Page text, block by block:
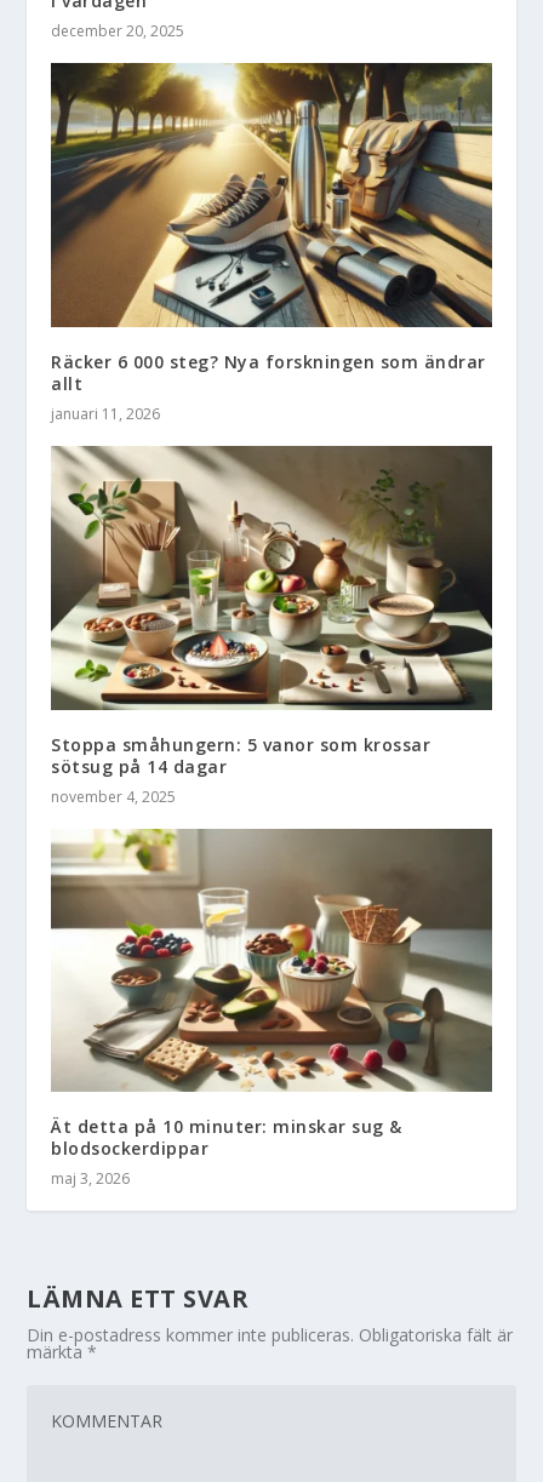
december 20, 2025
Räcker 6 000 steg? Nya forskningen som ändrar
allt
januari 11, 2026
Stoppa småhungern: 5 vanor som krossar
sötsug på 14 dagar
november 4, 2025
Ät detta på 10 minuter: minskar sug &
blodsockerdippar
maj 3, 2026
LÄMNA ETT SVAR
Din e-postadress kommer inte publiceras. Obligatoriska fält är
märkta*